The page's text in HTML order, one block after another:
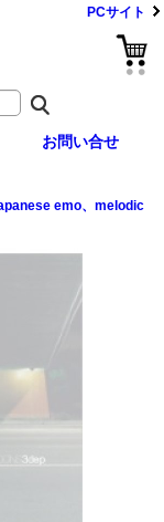
PCサイト
お問い合せ
emo、melodic